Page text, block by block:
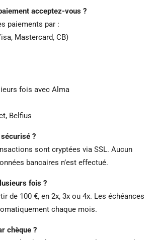
acceptez-vous ?
paiements par :
Mastercard, CB)
fois avec Alma
Belfius
?
sont cryptées via SSL. Aucun
bancaires n’est effectué.
fois ?
de 100 €, en 2x, 3x ou 4x. Les échéances
chaque mois.
chèque ?